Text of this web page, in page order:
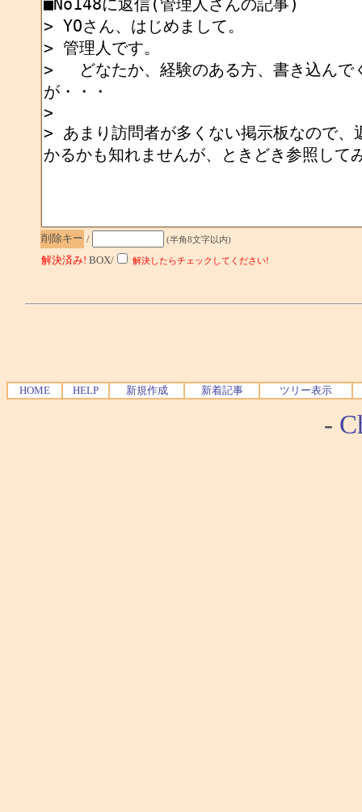
削除キー / (半角8文字以内)
解決済み! BOX/ 解決したらチェックしてください!
HOME HELP 新規作成 新着記事 ツリー表示
-